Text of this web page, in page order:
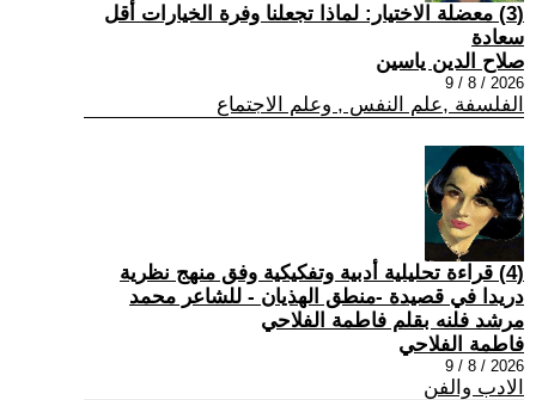
(3) معضلة الاختيار: لماذا تجعلنا وفرة الخيارات أقل
سعادة
صلاح الدين ياسين
2026 / 8 / 9
الفلسفة ,علم النفس , وعلم الاجتماع
(4) قراءة تحليلية أدبية وتفكيكية وفق منهج نظرية
دريدا في قصيدة -منطق الهذيان - للشاعر محمد
مرشد فلنه بقلم فاطمة الفلاحي
فاطمة الفلاحي
2026 / 8 / 9
الادب والفن